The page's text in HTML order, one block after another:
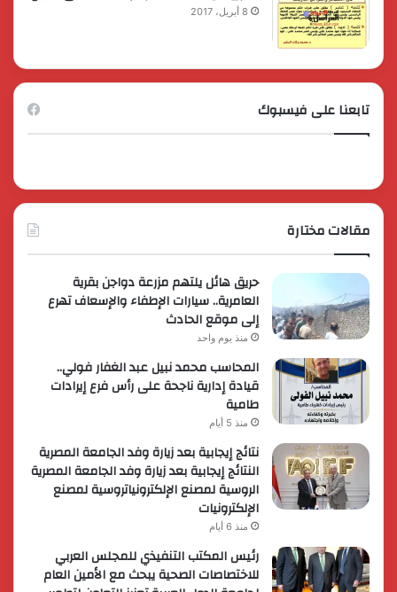
8 أبريل، 2017
تابعنا على فيسبوك
مقالات مختارة
حريق هائل يلتهم مزرعة دواجن بقرية
العامرية.. سيارات الإطفاء والإسعاف تهرع
إلى موقع الحادث
منذ يوم واحد
المحاسب محمد نبيل عبد الغفار فولي..
قيادة إدارية ناجحة على رأس فرع إيرادات
طامية
منذ 5 أيام
نتائج إيجابية بعد زيارة وفد الجامعة المصرية
النتائج إيجابية بعد زيارة وفد الجامعة المصرية
الروسية لمصنع الإلكترونياتروسية لمصنع
الإلكترونيات
منذ 6 أيام
رئيس المكتب التنفيذي للمجلس العربي
للاختصاصات الصحية يبحث مع الأمين العام